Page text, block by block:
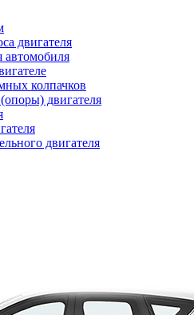
двигателя
автомобиля
колпачков
двигателя
двигателя